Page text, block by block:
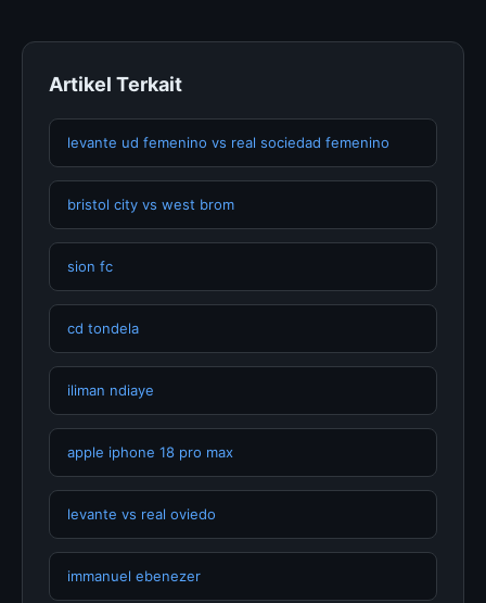
Artikel Terkait
levante ud femenino vs real sociedad femenino
bristol city vs west brom
sion fc
cd tondela
iliman ndiaye
apple iphone 18 pro max
levante vs real oviedo
immanuel ebenezer